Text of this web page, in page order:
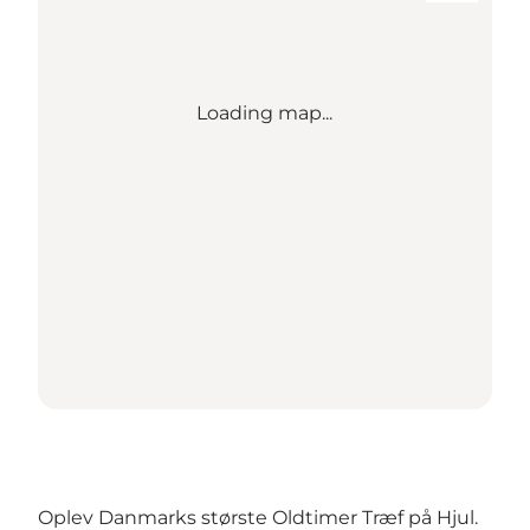
Loading map...
Oplev Danmarks største Oldtimer Træf på Hjul.